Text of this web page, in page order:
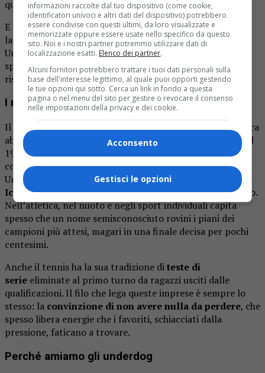
quanto il pubblico crede in un certo esito.
E ogni volta che un favorito crolla, ricordano a tutti che
la
differenza tra carta e camporesta incolmabile.
Un’incertezza di fondo del genere tiene incollati gli
spettatori fino all’ultimo secondo, anche quando il
risultato sembra già scritto.
I miracoli olimpici e gli outsider di ogni sport
Il calcio non ha l’esclusiva delle sorprese. La storia olimpica
abbonda di imprese che hanno sfidato ogni previsione. Nel
1980 la nazionale di hockey su ghiaccio degli Stati Uniti,
composta da universitari e dilettanti, batté la fortissima
Unione Sovietica in una partita ribattezzata
“Miracle on
Ice”
, uno degli episodi sportivi più ricordati del Novecento.
Nell’atletica, nel nuoto e negli sport individuali capita
spesso che un nome semisconosciuto rovini i piani dei
campioni più attesi, magari in una finale decisa per pochi
centesimi.
Anche il tennis ha la sua tradizione diteste di
serie eliminate al primo turno da ragazzi usciti dalle
qualificazioni. Il filo che lega queste imprese è sempre lo
stesso: la convinzione di non avere nulla da perdere, che
spesso libera energie che i favoriti, schiacciati dalla
pressione, faticano a trovare.
Perché amiamo gli underdog
informazioni raccolte dal tuo dispositivo (come cookie,
identificatori univoci e altri dati del dispositivo) potrebbero
essere condivise con questi ultimi, da loro visualizzate e
memorizzate oppure essere usate nello specifico da questo
sito. Noi e i nostri partner potremmo utilizzare dati di
localizzazione esatti. Elenco dei partner.
Alcuni fornitori potrebbero trattare i tuoi dati personali sulla
base dell'interesse legittimo, al quale puoi opporti gestendo
le tue opzioni qui sotto. Cerca un link in fondo a questa
pagina o nel menu del sito per gestire o revocare il consenso
nelle impostazioni della privacy e dei cookie.
Acconsento
Gestisci le opzioni